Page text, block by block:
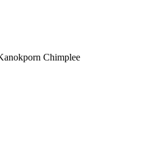
Chimplee